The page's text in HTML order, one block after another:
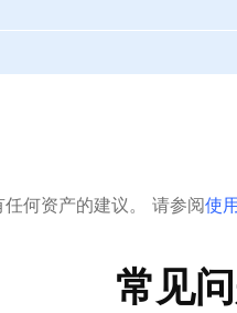
何资产的建议。 请参阅使
常见